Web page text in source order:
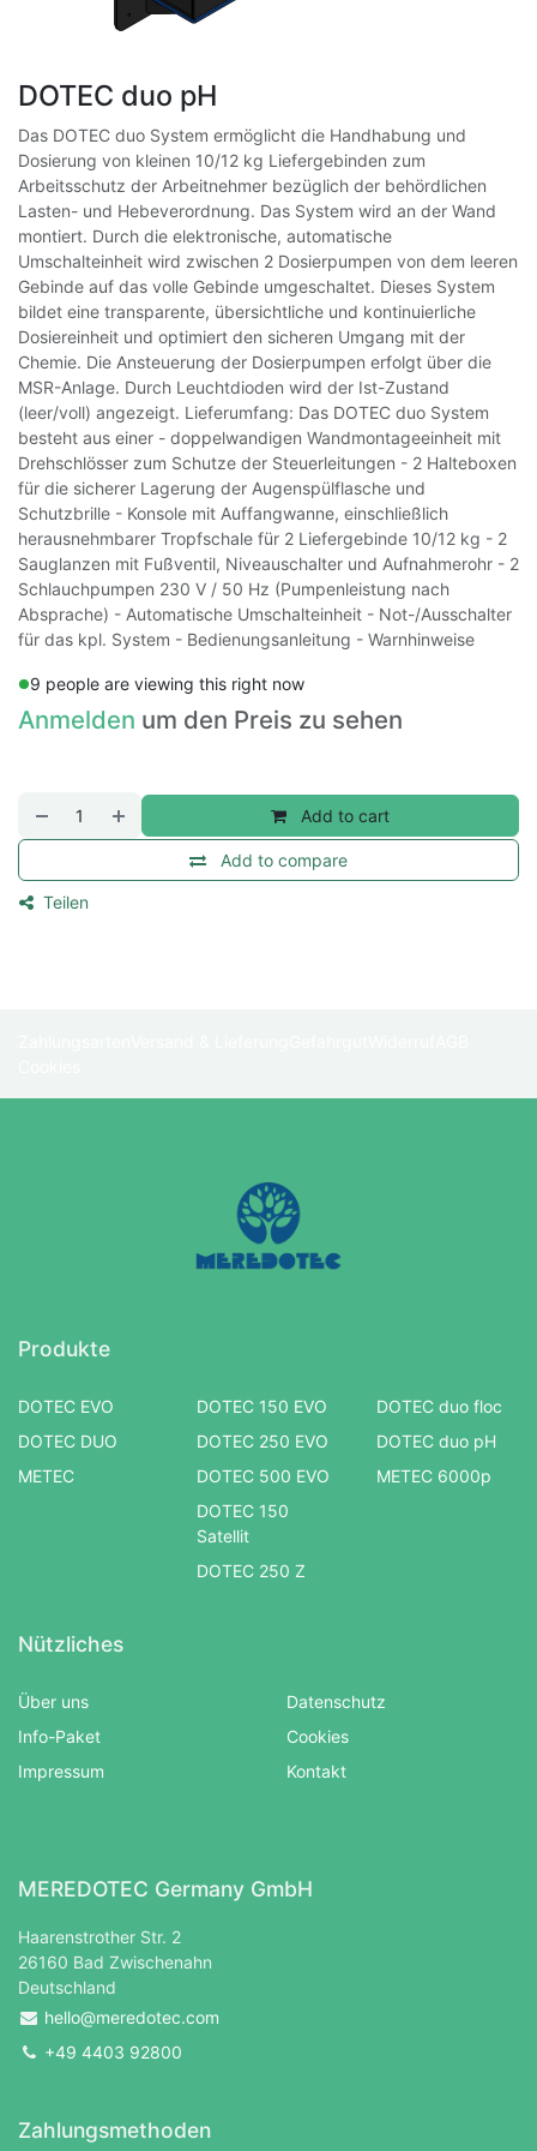
DOTEC duo pH
Das DOTEC duo System ermöglicht die Handhabung und
Dosierung von kleinen 10/12 kg Liefergebinden zum
Arbeitsschutz der Arbeitnehmer bezüglich der behördlichen
Lasten- und Hebeverordnung. Das System wird an der Wand
montiert. Durch die elektronische, automatische
Umschalteinheit wird zwischen 2 Dosierpumpen von dem leeren
Gebinde auf das volle Gebinde umgeschaltet. Dieses System
bildet eine transparente, übersichtliche und kontinuierliche
Dosiereinheit und optimiert den sicheren Umgang mit der
Chemie. Die Ansteuerung der Dosierpumpen erfolgt über die
MSR-Anlage. Durch Leuchtdioden wird der Ist-Zustand
(leer/voll) angezeigt. Lieferumfang: Das DOTEC duo System
besteht aus einer - doppelwandigen Wandmontageeinheit mit
Drehschlösser zum Schutze der Steuerleitungen - 2 Halteboxen
für die sicherer Lagerung der Augenspülflasche und
Schutzbrille - Konsole mit Auffangwanne, einschließlich
herausnehmbarer Tropfschale für 2 Liefergebinde 10/12 kg - 2
Sauglanzen mit Fußventil, Niveauschalter und Aufnahmerohr - 2
Schlauchpumpen 230 V / 50 Hz (Pumpenleistung nach
Absprache) - Automatische Umschalteinheit - Not-/Ausschalter
für das kpl. System - Bedienungsanleitung - Warnhinweise
9 people are viewing this right now
Anmelden um den Preis zu sehen
Add to cart
Add to compare
Teilen
Produkte
DOTEC EVO
DOTEC DUO
METEC
DOTEC 150 EVO
DOTEC 250 EVO
DOTEC 500 EVO
DOTEC 150
Satellit
DOTEC 250 Z
DOTEC duo floc
DOTEC duo pH
METEC 6000p
Nützliches
Über uns
Info-Paket
Impressum
Datenschutz
Cookies
Kontakt
MEREDOTEC Germany GmbH
Haarenstrother Str. 2
26160 Bad Zwischenahn
Deutschland
hello@meredotec.com
+49 4403 92800
Zahlungsmethoden